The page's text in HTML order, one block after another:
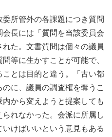
所管外の各課題につき質問
長には「質問を当該委員会
た。文書質問は個々の議員
等に生かすことが可能で、
とは目的と違う。「古い都
に、議員の調査権を奪うこ
から変えようと提案しても
られなかった。会派に所属し
けばいいという意見もある